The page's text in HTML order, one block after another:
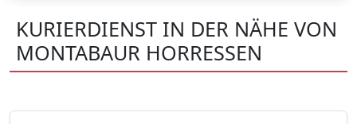
KURIERDIENST IN DER NÄHE VON
MONTABAUR HORRESSEN